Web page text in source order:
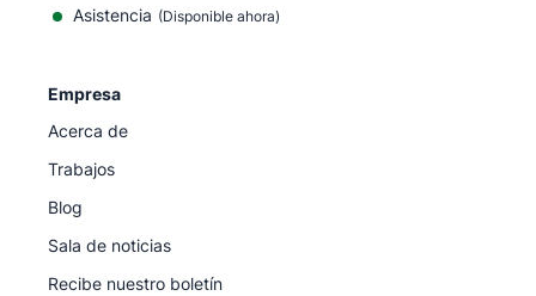
Asistencia (Disponible ahora)
Empresa
Acerca de
Trabajos
Blog
Sala de noticias
Recibe nuestro boletín